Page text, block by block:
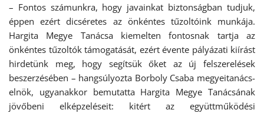
– Fontos számunkra, hogy javainkat biztonságban tudjuk,
éppen ezért dicséretes az önkéntes tűzoltóink munkája.
Hargita Megye Tanácsa kiemelten fontosnak tartja az
önkéntes tűzoltók támogatását, ezért évente pályázati kiírást
hirdetünk meg, hogy segítsük őket az új felszerelések
beszerzésében – hangsúlyozta Borboly Csaba megyeitanács-
elnök, ugyanakkor bemutatta Hargita Megye Tanácsának
jövőbeni elképzeléseit: kitért az együttműködési